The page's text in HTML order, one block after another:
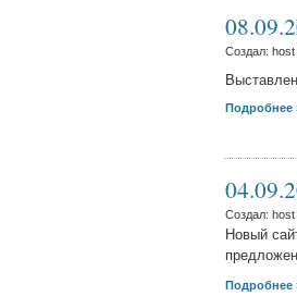
Создал: host
Подробнее
Создал: host
Новый
Подробнее